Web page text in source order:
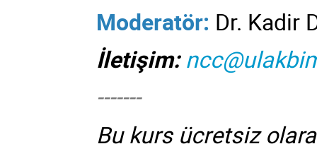
Moderatör: Dr. Kadir
İletişim:
-------
Bu kurs ücretsiz